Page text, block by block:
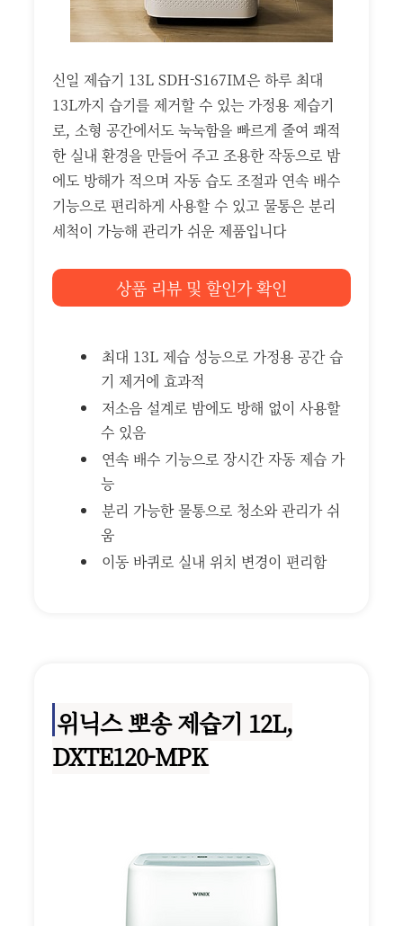
신일 제습기 13L SDH-S167IM은 하루 최대
13L까지 습기를 제거할 수 있는 가정용 제습기
로, 소형 공간에서도 눅눅함을 빠르게 줄여 쾌적
한 실내 환경을 만들어 주고 조용한 작동으로 밤
에도 방해가 적으며 자동 습도 조절과 연속 배수
기능으로 편리하게 사용할 수 있고 물통은 분리
세척이 가능해 관리가 쉬운 제품입니다
상품 리뷰 및 할인가 확인
최대 13L 제습 성능으로 가정용 공간 습
기 제거에 효과적
저소음 설계로 밤에도 방해 없이 사용할
수 있음
연속 배수 기능으로 장시간 자동 제습 가
능
분리 가능한 물통으로 청소와 관리가 쉬
움
이동 바퀴로 실내 위치 변경이 편리함
위닉스 뽀송 제습기 12L,
DXTE120-MPK